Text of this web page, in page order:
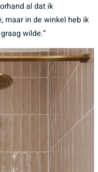
al dat ik
maar in de winkel heb ik
wilde.”